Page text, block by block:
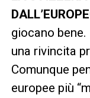
giocano
una rivincita
Comunque
europee più